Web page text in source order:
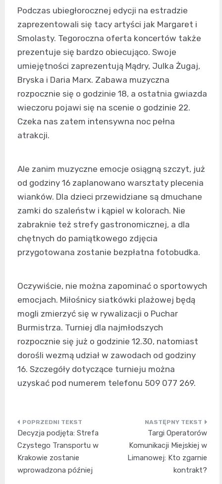
Podczas ubiegłorocznej edycji na estradzie
zaprezentowali się tacy artyści jak Margaret i
Smolasty. Tegoroczna oferta koncertów także
prezentuje się bardzo obiecująco. Swoje
umiejętności zaprezentują Mądry, Julka Żugaj,
Bryska i Daria Marx. Zabawa muzyczna
rozpocznie się o godzinie 18, a ostatnia gwiazda
wieczoru pojawi się na scenie o godzinie 22.
Czeka nas zatem intensywna noc pełna
atrakcji.
Ale zanim muzyczne emocje osiągną szczyt, już
od godziny 16 zaplanowano warsztaty plecenia
wianków. Dla dzieci przewidziane są dmuchane
zamki do szaleństw i kąpiel w kolorach. Nie
zabraknie też strefy gastronomicznej, a dla
chętnych do pamiątkowego zdjęcia
przygotowana zostanie bezpłatna fotobudka.
Oczywiście, nie można zapominać o sportowych
emocjach. Miłośnicy siatkówki plażowej będą
mogli zmierzyć się w rywalizacji o Puchar
Burmistrza. Turniej dla najmłodszych
rozpocznie się już o godzinie 12.30, natomiast
dorośli wezmą udział w zawodach od godziny
16. Szczegóły dotyczące turnieju można
uzyskać pod numerem telefonu 509 077 269.
Nawigacja
wpisu
Decyzja podjęta: Strefa
Czystego Transportu w
Krakowie zostanie
wprowadzona później
Targi Operatorów
Komunikacji Miejskiej w
Limanowej: Kto zgarnie
kontrakt?